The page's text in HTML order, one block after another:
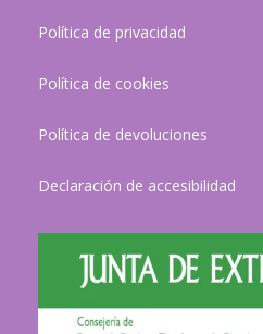
Política de privacidad
Política de cookies
Política de devoluciones
Declaración de accesibilidad